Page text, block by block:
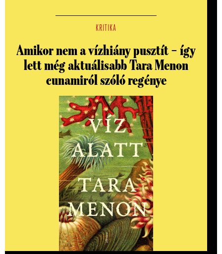
KRITIKA
Amikor nem a vízhiány pusztít – így
lett még aktuálisabb Tara Menon
cunamiról szóló regénye